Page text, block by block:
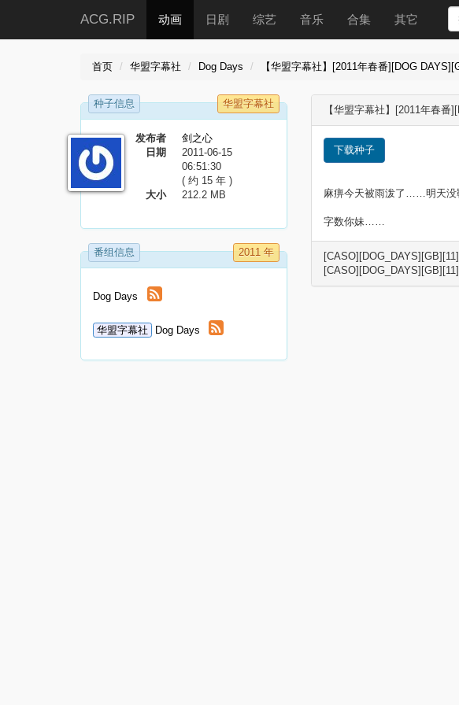
ACG.RIP 动画 日剧 综艺 音乐 合集 其它
首页 华盟字幕社 Dog Days 【华盟字幕社】[2011年春番][DOG
种子信息 华盟字幕社
发布者
剑之心
日期
2011-06-15
06:51:30
( 约 15 年 )
大小
212.2 MB
番组信息 2011 年
Dog Days
华盟字幕社 Dog Days
【华盟字幕社】[2011年春
下载种子
麻痹今天被雨泼了……明天没
字数你妹……